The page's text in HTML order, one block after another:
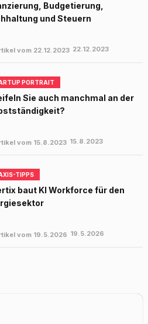
Budgetierung,
und Steuern
22.12.2023
PORTRAIT
Sie auch manchmal an der
15.8.2023
TIPPS
baut KI Workforce für den
19.5.2026